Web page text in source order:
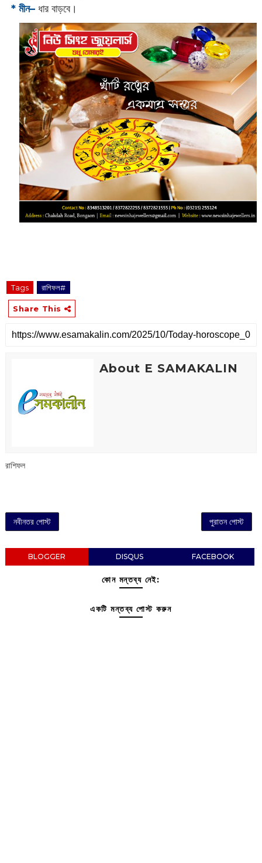
* মীন–ধার বাড়বে।‌‌‌‌‌‌‌‌‌‌‌‌‌‌‌‌‌‌‌‌‌‌‌‌‌‌‌‌‌‌‌‌‌‌‌‌‌‌‌‌‌‌‌‌‌‌‌‌
Tags রাশিফল#
Share This
About E SAMAKALIN
রাশিফল
নবীনতর পোস্ট পুরাতন পোস্ট
BLOGGER DISQUS FACEBOOK
কোন মন্তব্য নেই:
একটি মন্তব্য পোস্ট করুন